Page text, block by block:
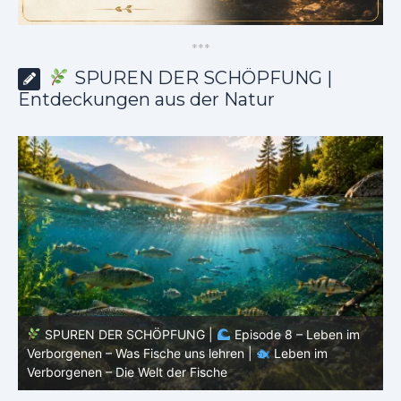
***
SPUREN DER SCHÖPFUNG |
Entdeckungen aus der Natur
SPUREN DER SCHÖPFUNG |
Episode 8 – Leben im
Verborgenen – Was Fische uns lehren |
Leben im
Verborgenen – Die Welt der Fische